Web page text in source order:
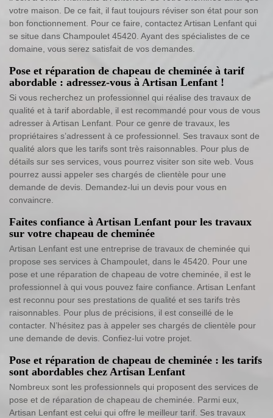
votre maison. De ce fait, il faut toujours réviser son état pour son
bon fonctionnement. Pour ce faire, contactez Artisan Lenfant qui
se situe dans Champoulet 45420. Ayant des spécialistes de ce
domaine, vous serez satisfait de vos demandes.
Pose et réparation de chapeau de cheminée à tarif
abordable : adressez-vous à Artisan Lenfant !
Si vous recherchez un professionnel qui réalise des travaux de
qualité et à tarif abordable, il est recommandé pour vous de vous
adresser à Artisan Lenfant. Pour ce genre de travaux, les
propriétaires s’adressent à ce professionnel. Ses travaux sont de
qualité alors que les tarifs sont très raisonnables. Pour plus de
détails sur ses services, vous pourrez visiter son site web. Vous
pourrez aussi appeler ses chargés de clientèle pour une
demande de devis. Demandez-lui un devis pour vous en
convaincre.
Faites confiance à Artisan Lenfant pour les travaux
sur votre chapeau de cheminée
Artisan Lenfant est une entreprise de travaux de cheminée qui
propose ses services à Champoulet, dans le 45420. Pour une
pose et une réparation de chapeau de votre cheminée, il est le
professionnel à qui vous pouvez faire confiance. Artisan Lenfant
est reconnu pour ses prestations de qualité et ses tarifs très
raisonnables. Pour plus de précisions, il est conseillé de le
contacter. N’hésitez pas à appeler ses chargés de clientèle pour
une demande de devis. Confiez-lui votre projet.
Pose et réparation de chapeau de cheminée : les tarifs
sont abordables chez Artisan Lenfant
Nombreux sont les professionnels qui proposent des services de
pose et de réparation de chapeau de cheminée. Parmi eux,
Artisan Lenfant est celui qui offre le meilleur tarif. Ses travaux